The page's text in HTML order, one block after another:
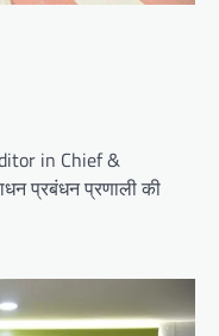
in Chief &
प्रबंधन प्रणाली की